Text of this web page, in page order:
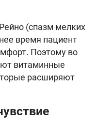
(спазм мелких
время пациент
Поэтому во
витаминные
расширяют